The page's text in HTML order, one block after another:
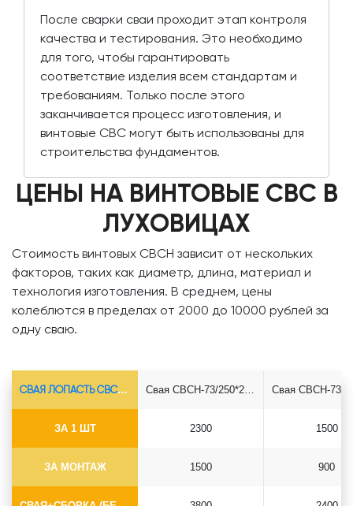
После сварки сваи проходит этап контроля
качества и тестирования. Это необходимо
для того, чтобы гарантировать
соответствие изделия всем стандартам и
требованиям. Только после этого
заканчивается процесс изготовления, и
винтовые СВС могут быть использованы для
строительства фундаментов.
ЦЕНЫ НА ВИНТОВЫЕ СВС В
ЛУХОВИЦАХ
Стоимость винтовых СВСН зависит от нескольких
факторов, таких как диаметр, длина, материал и
технология изготовления. В среднем, цены
колеблются в пределах от 2000 до 10000 рублей за
одну сваю.
СВАЯ ЛОПАСТЬ СВСН-Ø73*5.5
ЗА 1 ШТ
ЗА МОНТАЖ
2300
1500
1500
900